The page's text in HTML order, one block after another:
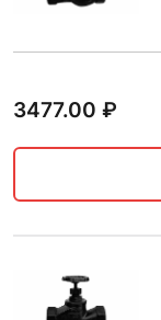
3477.00 ₽